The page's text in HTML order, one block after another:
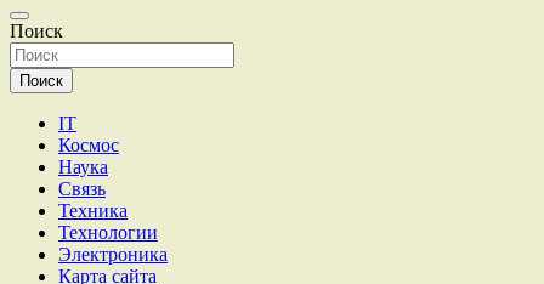
Поиск
Поиск
IT
Космос
Наука
Связь
Техника
Технологии
Электроника
Карта сайта